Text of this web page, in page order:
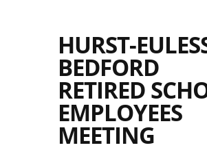
HURST-
BEDFORD
RETIRED
EMPLOYEES
MEETING